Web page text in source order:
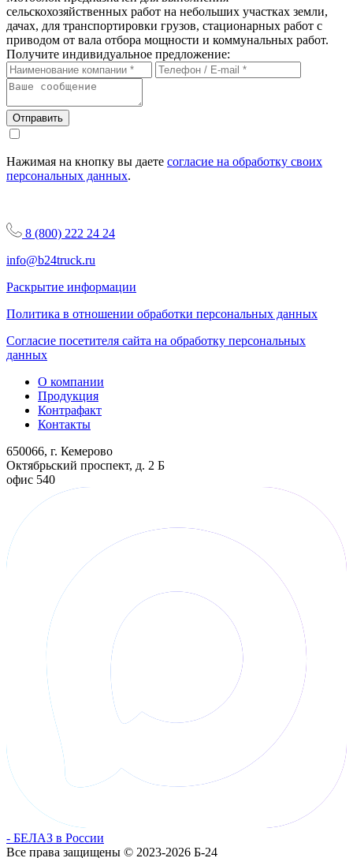
сельскохозяйственных работ на небольших участках земли,
дачах, для транспортировки грузов, стационарных работ с
приводом от вала отбора мощности и коммунальных работ.
Получите индивидуальное предложение:
Отправить
Нажимая на кнопку вы даете согласие на обработку своих
персональных данных.
8 (800) 222 24 24
info@b24truck.ru
Раскрытие информации
Политика в отношении обработки персональных данных
Согласие посетителя сайта на обработку персональных
данных
О компании
Продукция
Контрафакт
Контакты
650066, г. Кемерово
Октябрьский проспект, д. 2 Б
офис 540
- БЕЛАЗ в России
Все права защищены © 2023-2026 Б-24